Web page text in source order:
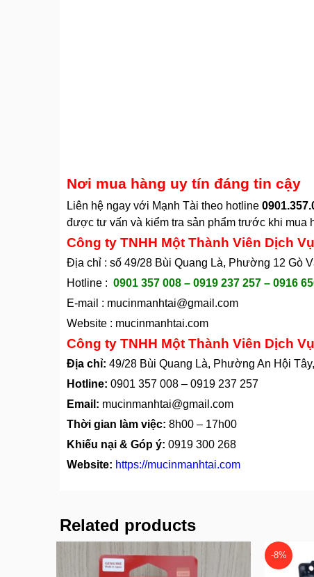
Nơi mua hàng uy tín đáng tin cậy
Liên hệ ngay với Mạnh Tài theo hotline
được tư vấn và kiểm tra sản phẩm trước khi mua
Công ty TNHH Một Thành Viên Dịch
Địa chỉ : số 49/28 Bùi Quang Là, Phường 12 Gò
Hotline : 0901 357 008 – 0919 237 257 – 0916
E-mail : mucinmanhtai@gmail.com
Website : mucinmanhtai.com
Công ty TNHH Một Thành Viên Dịch
Địa chỉ: 49/28 Bùi Quang Là, Phường An Hội
Hotline: 0901 357 008 – 0919 237 257
Email: mucinmanhtai@gmail.com
Thời gian làm việc: 8h00 – 17h00
Khiếu nại & Góp ý: 0919 300 268
Website: https://mucinmanhtai.com
Related products
-8%